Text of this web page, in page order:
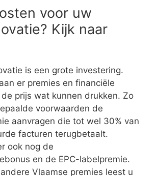
voor uw
Kijk naar
is een grote investering.
er premies en financiële
prijs wat kunnen drukken. Zo
voorwaarden de
aanvragen die tot wel 30% van
facturen terugbetaalt.
ook nog de
en de EPC-labelpremie.
Vlaamse premies leest u